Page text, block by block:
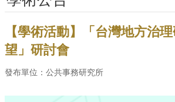
站
導
覽
English
【學術活動】「台灣地方治
望」研討會
發布單位：公共事務研究所